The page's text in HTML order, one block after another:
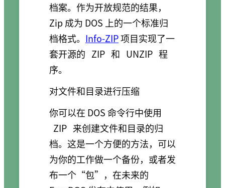
档案。作为开放规范的结果，
Zip 成为 DOS 上的一个标准归
档格式。 Info-ZIP项目实现了一
套开源的 ZIP 和 UNZIP 程
序。
对文件和目录进行压缩
你可以在 DOS 命令行中使用
ZIP 来创建文件和目录的归
档。这是一个方便的方法，可以
为你的工作做一个备份，或者发
布一个“包”，在未来的